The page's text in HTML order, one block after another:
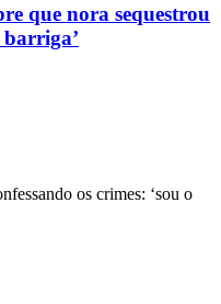
que nora sequestrou
os crimes: ‘sou o